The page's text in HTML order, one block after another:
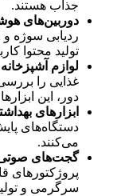
جذاب هستند.
دوربین‌های
ردیابی سوژه
تولید محتوا
لوازم
غذایی را
دور، این
ابزارهای
دستگاه‌های
می‌کنند.
گجت‌های
پروژکتورهای
سرگرمی و